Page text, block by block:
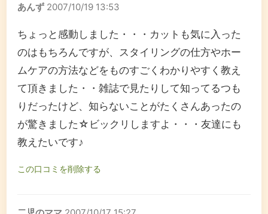
あんず 2007/10/19 13:53
ちょっと感動しました・・・カットも気に入った
のはもちろんですが、スタイリングの仕方やホー
ムケアの方法などをものすごくわかりやすく教え
て頂きました・・雑誌で見たりして知ってるつも
りだったけど、知らないことがたくさんあったの
が驚きました☆ビックリしますよ・・・友達にも
教えたいです♪
この口コミを削除する